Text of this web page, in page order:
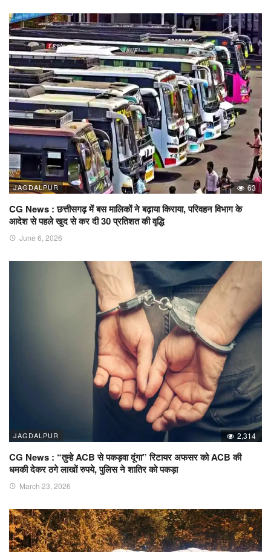
JAGDALPUR 63
CG News : छत्तीसगढ़ में बस मालिकों ने बढ़ाया किराया, परिवहन विभाग के
आदेश से पहले खुद से कर दी 30 प्रतिशत की वृद्धि
June 6, 2026
JAGDALPUR 2,314
CG News : “तुम्हे ACB से पकड़वा दूंगा” रिटायर अफसर को ACB की
धमकी देकर ठगे लाखों रुपये, पुलिस ने शातिर को पकड़ा
March 23, 2026